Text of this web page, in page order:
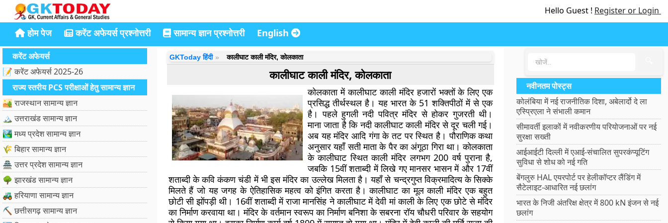
Hello Guest ! Register or Login
होम पेज करेंट अफेयर्स प्रश्नोत्तरी सामान्य ज्ञान प्रश्नोत्तरी English
करेंट अफेयर्स
📝 करेंट अफेयर्स 2025-26
राज्य स्तरीय PCS परीक्षाओं हेतु सामान्य ज्ञान
🏜️ राजस्थान सामान्य ज्ञान
🏔️ उत्तराखंड सामान्य ज्ञान
🏞️ मध्य प्रदेश सामान्य ज्ञान
🌾 बिहार सामान्य ज्ञान
🏯 उत्तर प्रदेश सामान्य ज्ञान
🌳 झारखंड सामान्य ज्ञान
🚜 हरियाणा सामान्य ज्ञान
⛏️ छत्तीसगढ़ सामान्य ज्ञान
GKToday हिंदी कालीघाट काली मंदिर, कोलकाता
कालीघाट काली मंदिर, कोलकाता
कोलकाता में कालीघाट काली मंदिर हजारों भक्तों के लिए एक
प्रसिद्ध तीर्थस्थल है। यह भारत के 51 शक्तिपीठों में से एक
है। पहले हुगली नदी पवित्र मंदिर से होकर गुजरती थी।
माना जाता है कि नदी कालीघाट काली मंदिर से दूर चली गई।
अब यह मंदिर आदि गंगा के तट पर स्थित है। पौराणिक कथा
अनुसार यहाँ सती माता के पैर का अंगूठा गिरा था। कोलकाता
के कालीघाट स्थित काली मंदिर लगभग 200 वर्ष पुराना है,
जबकि 15वीं शताब्दी में लिखे गए मानसर भासन में और 17वीं
शताब्दी के कवि कंकण चंडी में भी इस मंदिर का उल्लेख मिलता है। यहाँ से चन्द्रगुप्त विक्रमादित्य के सिक्के
मिलते हैं जो यह जगह के ऐतिहासिक महत्व को इंगित करता है। कालीघाट का मूल काली मंदिर एक बहुत
छोटी सी झोंपड़ी थी। 16वीं शताब्दी में राजा मानसिंह ने कालीघाट में देवी मां काली के लिए एक छोटे से मंदिर
का निर्माण करवाया था। मंदिर के वर्तमान स्वरूप का निर्माण बनिशा के सबरना रॉय चौधरी परिवार के सहयोग
नवीनतम पोस्ट्स
कोलंबिया में नई राजनीतिक दिशा, अबेलार्दो दे ला
एस्प्रिएला ने संभाली कमान
सीमावर्ती इलाकों में नवीकरणीय परियोजनाओं पर नई
सुरक्षा सख्ती
आईआईटी दिल्ली में एआई-संचालित सुपरकंप्यूटिंग
सुविधा से शोध को नई गति
बेंगलुरु HAL एयरपोर्ट पर हेलीकॉप्टर लैंडिंग में
सैटेलाइट-आधारित नई छलांग
भारत के निजी अंतरिक्ष क्षेत्र में 800 kN इंजन से नई
छलांग